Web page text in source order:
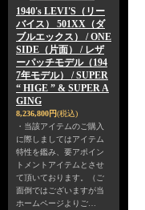
1940's LEVI'S（リー
バイス） 501XX（ダ
ブルエックス） / ONE
SIDE（片面） / レザ
ーパッチモデル（194
7年モデル） / SUPER
“ HIGE ” & SUPER A
GING
8,236,800円(税込)
・当該アイテムのご購入
に際しましてはアイテム
特性を鑑み、要アポイン
トメントアイテムとさせ
て頂いております。（ご
面倒ではございますが当
ホームページよりご…